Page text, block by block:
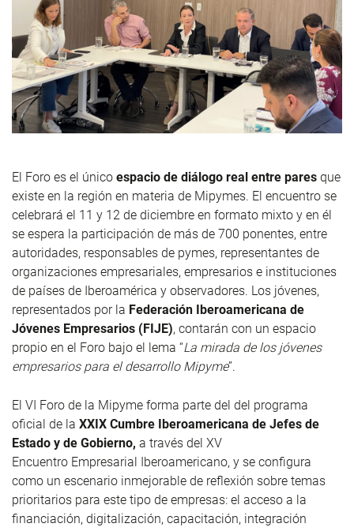
El Foro es el único espacio de diálogo real entre pares que
existe en la región en materia de Mipymes. El encuentro se
celebrará el 11 y 12 de diciembre en formato mixto y en él
se espera la participación de más de 700 ponentes, entre
autoridades, responsables de pymes, representantes de
organizaciones empresariales, empresarios e instituciones
de países de Iberoamérica y observadores. Los jóvenes,
representados por la Federación Iberoamericana de
Jóvenes Empresarios (FIJE), contarán con un espacio
propio en el Foro bajo el lema “La mirada de los jóvenes
empresarios para el desarrollo Mipyme”.
El VI Foro de la Mipyme forma parte del del programa
oficial de la XXIX Cumbre Iberoamericana de Jefes de
Estado y de Gobierno, a través del XV
Encuentro Empresarial Iberoamericano, y se configura
como un escenario inmejorable de reflexión sobre temas
prioritarios para este tipo de empresas: el acceso a la
financiación, digitalización, capacitación, integración